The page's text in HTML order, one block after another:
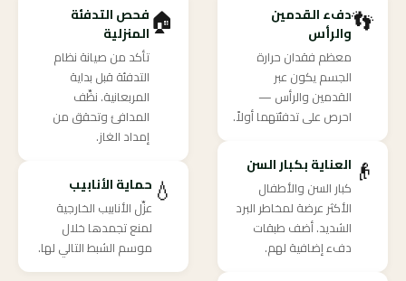
👣دفء القدمين
والرأس
معظم فقدان حرارة
الجسم يكون عبر
القدمين والرأس —
احرص على تدفئتهما أولاً.
👴 العناية بكبار السن
كبار السن والأطفال
الأكثر عرضة لمخاطر البرد
الشديد. أضف طبقات
دفء إضافية لهم.
🏠فحص التدفئة
المنزلية
تأكد من صيانة نظام
التدفئة قبل بداية
المربعانية. نظِّف
المدافئ وتحقق من
إمداد الغاز.
💧 حماية الأنابيب
عزِّل الأنابيب الخارجية
لمنع تجمدها خلال
موسم الشبط التالي لها.